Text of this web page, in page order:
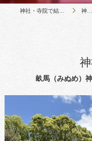
神社・寺院で結婚式のことなら神前挙式専門店三々九度 神社・寺院の紹介
畝馬（みぬめ）